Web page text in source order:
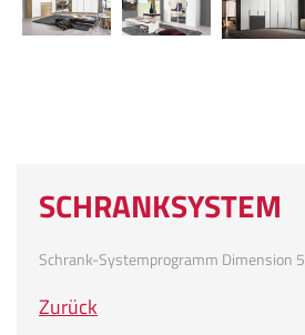
SCHRANKSYSTEM
Schrank-Systemprogramm Dimension 5
Zurück